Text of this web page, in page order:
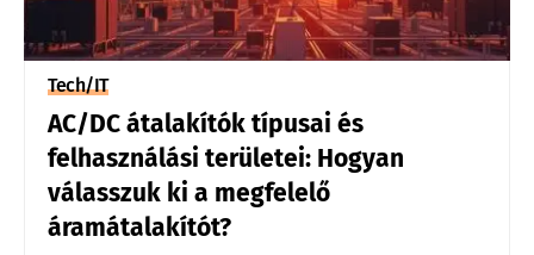
Tech/IT
AC/DC átalakítók típusai és
felhasználási területei: Hogyan
válasszuk ki a megfelelő
áramátalakítót?